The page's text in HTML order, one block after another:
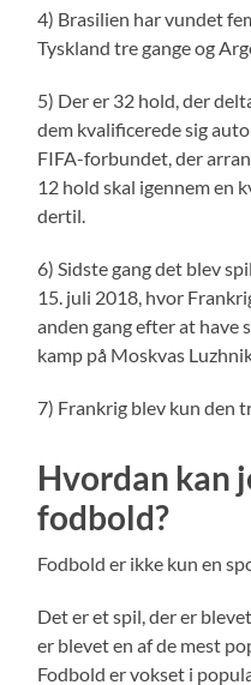
4) Brasilien har vundet
Tyskland tre gange og
5) Der er 32 hold, der
dem kvalificerede sig
FIFA-forbundet, der
12 hold skal igennem en
dertil.
6) Sidste gang det blev
15. juli 2018, hvor
anden gang efter at have
kamp på Moskvas
7) Frankrig blev kun den
Hvordan kan
fodbold?
Fodbold er ikke kun en
Det er et spil, der er
er blevet en af de mest
Fodbold er vokset i